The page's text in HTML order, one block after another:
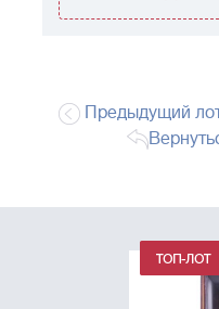
Предыдущий